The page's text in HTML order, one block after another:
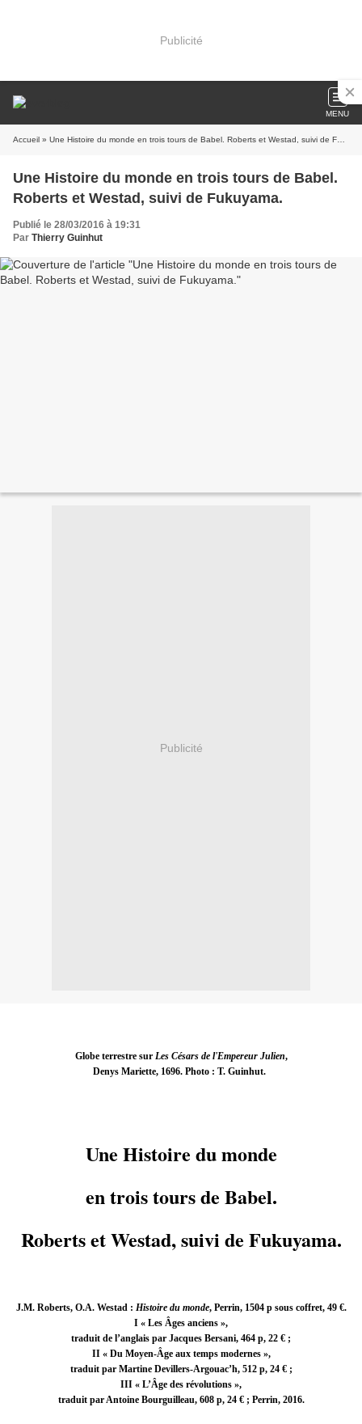
Publicité
MENU
Accueil » Une Histoire du monde en trois tours de Babel. Roberts et Westad, suivi de Fukuyama.
Une Histoire du monde en trois tours de Babel.
Roberts et Westad, suivi de Fukuyama.
Publié le 28/03/2016 à 19:31
Par Thierry Guinhut
Publicité
Globe terrestre sur Les Césars de l'Empereur Julien,
Denys Mariette, 1696. Photo : T. Guinhut.
Une Histoire du monde
en trois tours de Babel.
Roberts et Westad, suivi de Fukuyama.
J.M. Roberts, O.A. Westad : Histoire du monde, Perrin, 1504 p sous coffret, 49 €.
I « Les Âges anciens »,
traduit de l’anglais par Jacques Bersani, 464 p, 22 € ;
II « Du Moyen-Âge aux temps modernes »,
traduit par Martine Devillers-Argouac’h, 512 p, 24 € ;
III « L’Âge des révolutions »,
traduit par Antoine Bourguilleau, 608 p, 24 € ; Perrin, 2016.